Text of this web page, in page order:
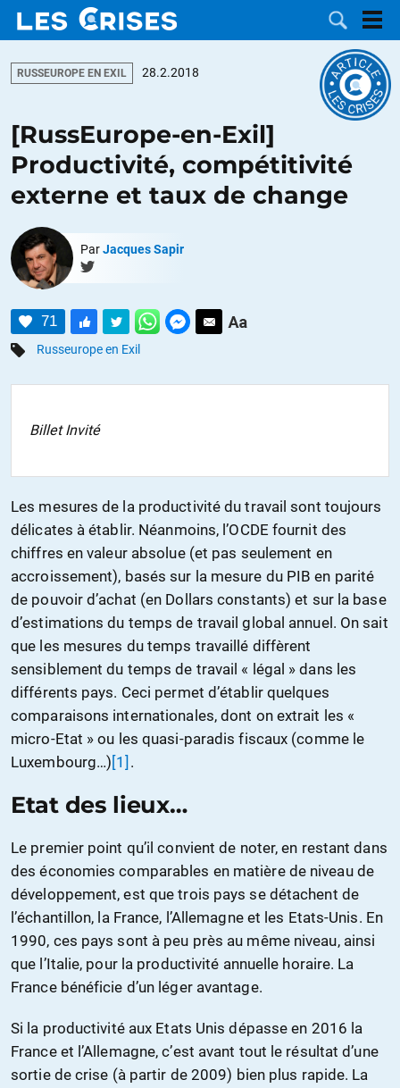
LES
DOSSIERS
CATÉGORIES
MOTS CLÉS
NOUS
CONTACTER
FAIRE UN
RUSSEUROPE EN EXIL 28.2.2018
[RussEurope-en-Exil]
Productivité, compétitivité
externe et taux de change
ParJacques Sapir
71
Russeurope en Exil
Billet Invité
Les mesures de la productivité du travail sont toujours
délicates à établir. Néanmoins, l’OCDE fournit des
chiffres en valeur absolue (et pas seulement en
accroissement), basés sur la mesure du PIB en parité
de pouvoir d’achat (en Dollars constants) et sur la base
d’estimations du temps de travail global annuel. On sait
que les mesures du temps travaillé diffèrent
sensiblement du temps de travail « légal » dans les
différents pays. Ceci permet d’établir quelques
comparaisons internationales, dont on extrait les «
micro-Etat » ou les quasi-paradis fiscaux (comme le
Luxembourg…) [1] .
Etat des lieux…
Le premier point qu’il convient de noter, en restant dans
des économies comparables en matière de niveau de
développement, est que trois pays se détachent de
l’échantillon, la France, l’Allemagne et les Etats-Unis. En
1990, ces pays sont à peu près au même niveau, ainsi
que l’Italie, pour la productivité annuelle horaire. La
France bénéficie d’un léger avantage.
Si la productivité aux Etats Unis dépasse en 2016 la
France et l’Allemagne, c’est avant tout le résultat d’une
sortie de crise (à partir de 2009) bien plus rapide. La